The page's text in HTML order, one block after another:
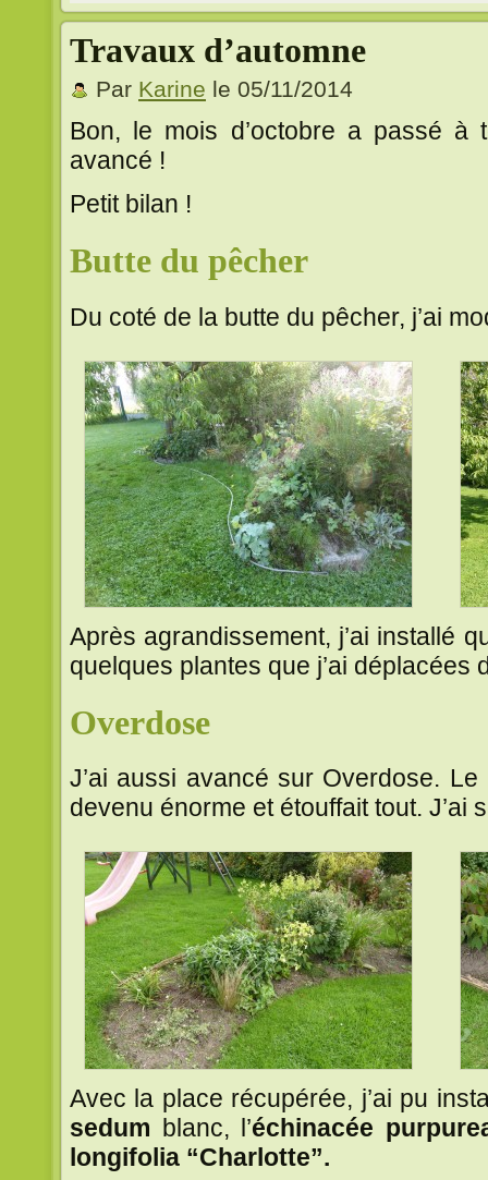
Travaux d’automne
Par Karine le 05/11/2014
Bon, le mois d’octobre a passé à
avancé !
Petit bilan !
Butte du pêcher
Du coté de la butte du pêcher, j’ai
Après agrandissement, j’ai installé
quelques plantes que j’ai déplacées
Overdose
J’ai aussi avancé sur Overdose.
devenu énorme et étouffait tout. J’ai
Avec la place récupérée, j’ai pu
sedum blanc, l’échinacée
longifolia “Charlotte”.